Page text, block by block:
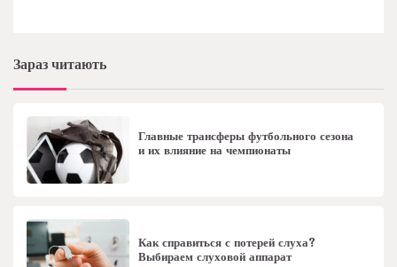
Зараз читають
Главные трансферы футбольного сезона
и их влияние на чемпионаты
Как справиться с потерей слуха?
Выбираем слуховой аппарат